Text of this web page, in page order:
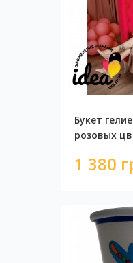
Букет
розовых
1 380